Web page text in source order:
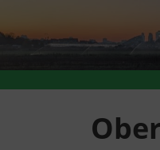
Inhalt
springen